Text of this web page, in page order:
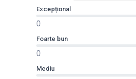
Excepțional
0
Foarte bun
0
Mediu